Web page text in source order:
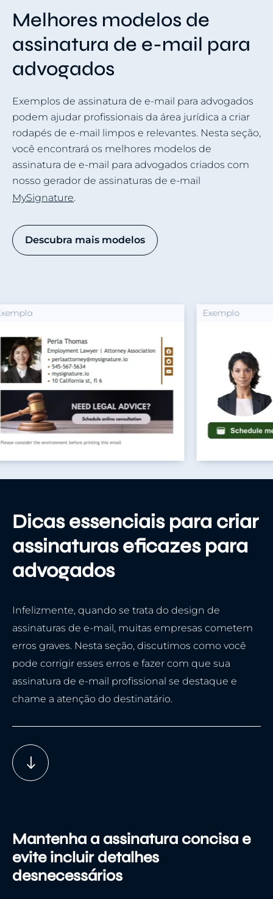
Melhores modelos de
assinatura de e-mail para
advogados
Exemplos de assinatura de e-mail para advogados
podem ajudar profissionais da área jurídica a criar
rodapés de e-mail limpos e relevantes. Nesta seção,
você encontrará os melhores modelos de
assinatura de e-mail para advogados criados com
nosso gerador de assinaturas de e-mail
MySignature.
Descubra mais modelos
Dicas essenciais para criar
assinaturas eficazes para
advogados
Infelizmente, quando se trata do design de
assinaturas de e-mail, muitas empresas cometem
erros graves. Nesta seção, discutimos como você
pode corrigir esses erros e fazer com que sua
assinatura de e-mail profissional se destaque e
chame a atenção do destinatário.
Mantenha a assinatura concisa e
evite incluir detalhes
desnecessários